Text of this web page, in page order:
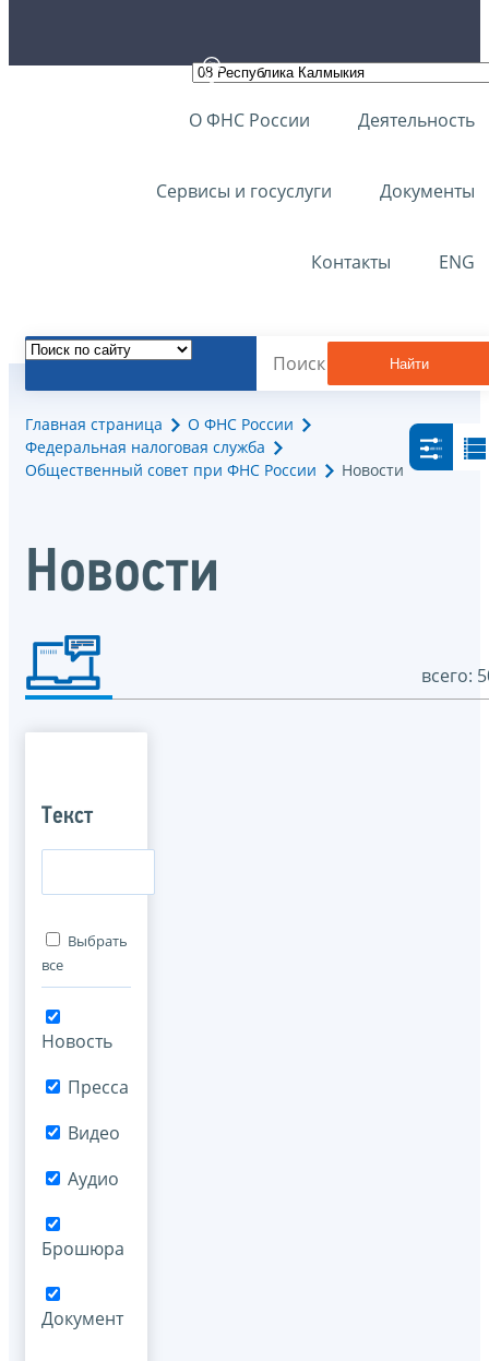
О ФНС России Деятельность
Сервисы и госуслуги Документы
Контакты ENG
Найти
Главная страница
О ФНС России
Федеральная налоговая служба
Общественный совет при ФНС России
Новости
Новости
всего:
Текст
Выбрать
все
Новость
Пресса
Видео
Аудио
Брошюра
Документ